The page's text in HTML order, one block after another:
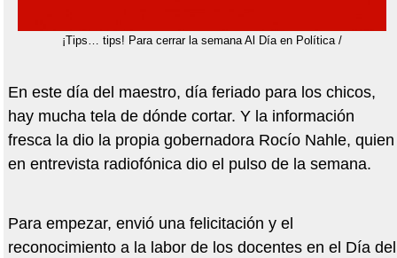
¡Tips… tips! Para cerrar la semana Al Día en Política /
En este día del maestro, día feriado para los chicos,
hay mucha tela de dónde cortar. Y la información
fresca la dio la propia gobernadora Rocío Nahle, quien
en entrevista radiofónica dio el pulso de la semana.
Para empezar, envió una felicitación y el
reconocimiento a la labor de los docentes en el Día del